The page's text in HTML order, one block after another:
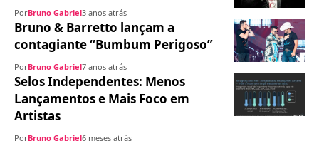
PorBruno Gabriel3 anos atrás
Bruno & Barretto lançam a
contagiante “Bumbum Perigoso”
PorBruno Gabriel7 anos atrás
Selos Independentes: Menos
Lançamentos e Mais Foco em
Artistas
PorBruno Gabriel6 meses atrás